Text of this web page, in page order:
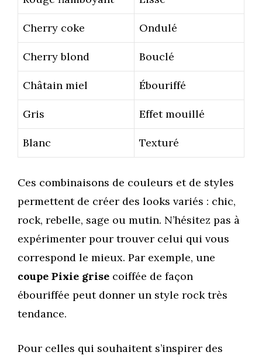
Cherry coke Ondulé
Cherry blond Bouclé
Châtain miel Ébouriffé
Gris Effet mouillé
Blanc Texturé
Ces combinaisons de couleurs et de styles
permettent de créer des looks variés : chic,
rock, rebelle, sage ou mutin. N’hésitez pas à
expérimenter pour trouver celui qui vous
correspond le mieux. Par exemple, une
coupe Pixie grise coiffée de façon
ébouriffée peut donner un style rock très
tendance.
Pour celles qui souhaitent s’inspirer des